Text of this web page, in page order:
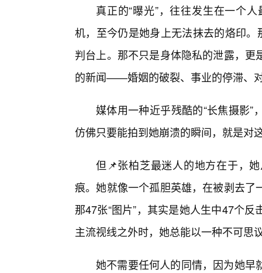
真正的“曝光”，往往发生在一个
机，至今仍是她身上无法抹去的烙印
判台上。那不只是身体隐私的泄露，
的新闻——婚姻的破裂、事业的停滞、
媒体用一种近乎残酷的“长焦摄影
仿佛只要能拍到她崩溃的瞬间，就是对
但📌张柏芝最迷人的地方在于，
痕。她就像一个孤胆英雄，在被剥去
那47张“图片”，其实是她人生中47个
主流视线之外时，她总能以一种不可思
她不需要任何人的同情，因为她早